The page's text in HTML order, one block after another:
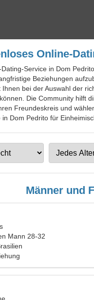
Online-
Service in Dom
Beziehungen
bei der Auswahl der
Die Community hilft
Freundeskreis und
Dom Pedrito für
Männer und
Mann 28-32